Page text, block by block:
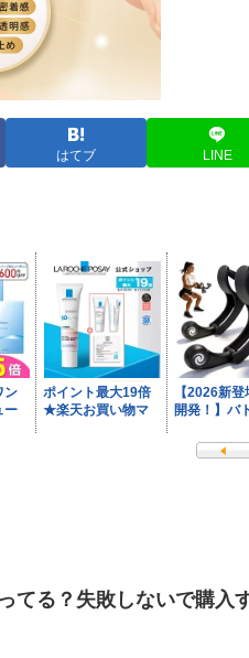
はてブ LINE
てる？失敗しないで購入